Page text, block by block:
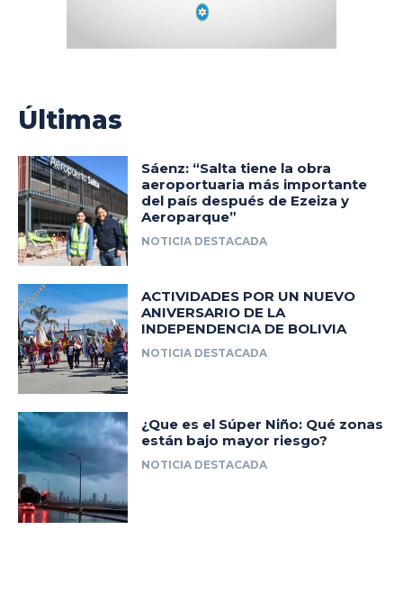
Últimas
Sáenz: “Salta tiene la obra
aeroportuaria más importante
del país después de Ezeiza y
Aeroparque”
NOTICIA DESTACADA
ACTIVIDADES POR UN NUEVO
ANIVERSARIO DE LA
INDEPENDENCIA DE BOLIVIA
NOTICIA DESTACADA
¿Que es el Súper Niño: Qué zonas
están bajo mayor riesgo?
NOTICIA DESTACADA